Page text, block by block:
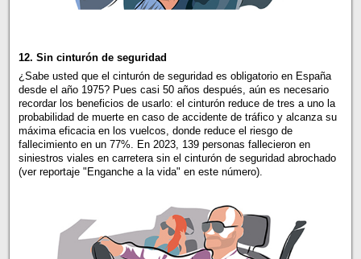
12. Sin cinturón de seguridad
¿Sabe usted que el cinturón de seguridad es obligatorio en España
desde el año 1975? Pues casi 50 años después, aún es necesario
recordar los beneficios de usarlo: el cinturón reduce de tres a uno la
probabilidad de muerte en caso de accidente de tráfico y alcanza su
máxima eficacia en los vuelcos, donde reduce el riesgo de
fallecimiento en un 77%. En 2023, 139 personas fallecieron en
siniestros viales en carretera sin el cinturón de seguridad abrochado
(ver reportaje "Enganche a la vida" en este número).